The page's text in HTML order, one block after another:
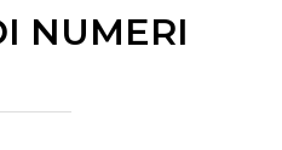
NUMERI